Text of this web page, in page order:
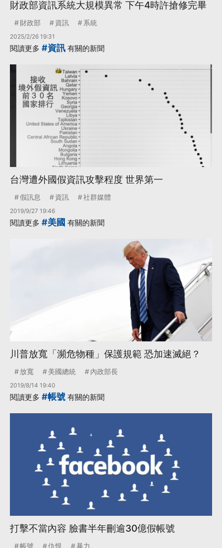
財政部資訊系統大規模異常 下午4時許搶修完畢
財政部 資訊 系統
2025/2/26 19:31
閱讀更多 #資訊 有關的新聞
台灣遭外國假資訊攻擊程度 世界第一
假訊息 資訊 社群媒體
2019/9/27 19:46
閱讀更多 #美國 有關的新聞
川普放寬「瀕危物種」保護規範 恐加速滅絕？
放寬 美國總統 內政部長
2019/8/14 19:40
閱讀更多 #帳號 有關的新聞
打擊不當內容 臉書半年刪逾30億假帳號
帳號 仇恨 暴力